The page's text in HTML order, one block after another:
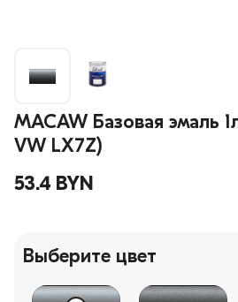
MACAW Базовая эмаль
VW LX7Z)
53.4 BYN
Выберите цвет